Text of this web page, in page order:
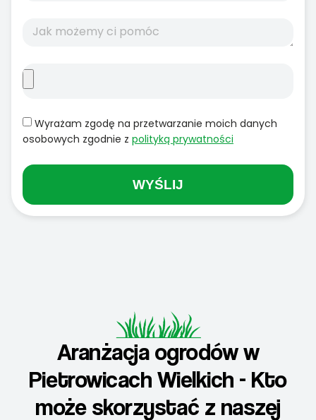
Wyrażam zgodę na przetwarzanie moich danych
osobowych zgodnie z polityką prywatności
WYŚLIJ
Aranżacja ogrodów w
Pietrowicach Wielkich - Kto
może skorzystać z naszej